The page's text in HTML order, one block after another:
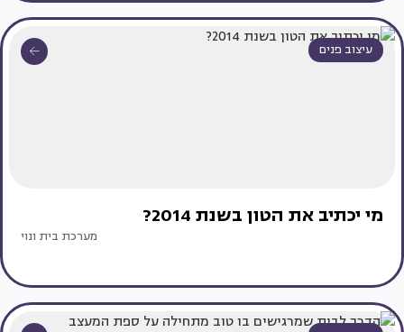
עיצוב פנים
מי יכתיב את הטון בשנת 2014?
מערכת בית ונוי